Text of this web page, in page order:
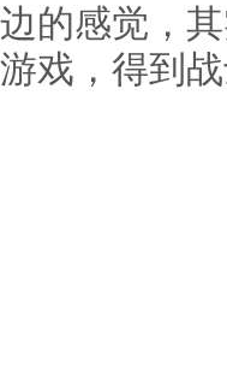
边的感觉，
游戏，得到